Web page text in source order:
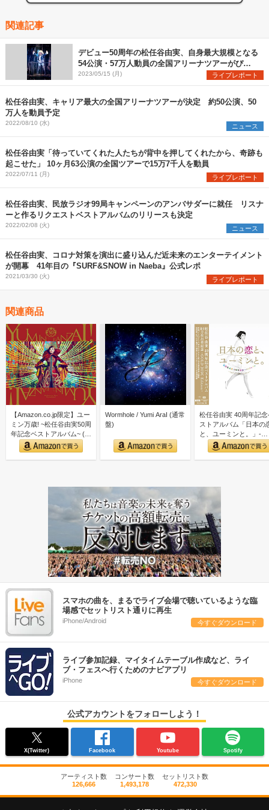
関連記事
デビュー50周年の松任谷由実、自身最大規模となる
54公演・57万人動員の全国アリーナツアーがぴあ
アリーナMMで開幕
2023/05/15 (月) ライブレポート
松任谷由実、キャリア最大の全国アリーナツアーが決定 約50公演、50
万人を動員予定
2022/08/10 (水) ニュース
松任谷由実「待っていてくれた人たちが背中を押してくれたから、奇跡も
起こせた」 10ヶ月63公演の全国ツアーで15万7千人を動員
2022/07/11 (月) ライブレポート
松任谷由実、民放ラジオ99局キャンペーンのアンバサダーに就任 リスナ
ーと作るリクエストベストアルバムのリリースも決定
2022/02/08 (火) ニュース
松任谷由実、コロナ対策を演出に盛り込んだ近未来のエンターテイメント
が開幕 41年目の『SURF&SNOW in Naeba』公式レポ
2021/03/30 (火) ライブレポート
関連商品
【Amazon.co.jp限定】ユー
ミン万歳! ~松任谷由実50周
年記念ベストアルバム~ (初
回限…
Wormhole / Yumi AraI (通常
盤)
松任谷由実 40周年記念
ストアルバム「日本の
と、ユーミンと。」-
GOLD DISC Editi…
スマホの曲を、まるでライブ会場で聴いているような臨
場感でセットリスト通りに再生
iPhone/Android 今すぐダウンロード
ライブ参加記録、マイタイムテーブル作成など、ライ
ブ・フェスへ行くためのナビアプリ
iPhone 今すぐダウンロード
公式アカウントをフォローしよう！
X(Twitter) Facebook Youtube Spotify
アーティスト数
126,666
コンサート数
1,493,178
セットリスト数
472,330